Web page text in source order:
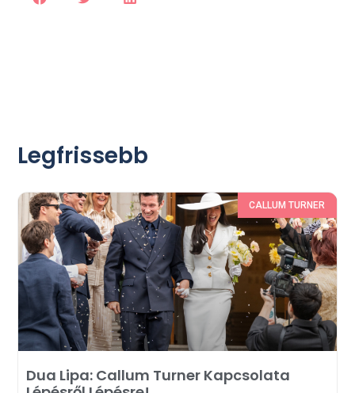
Legfrissebb
CALLUM TURNER
Dua Lipa: Callum Turner Kapcsolata